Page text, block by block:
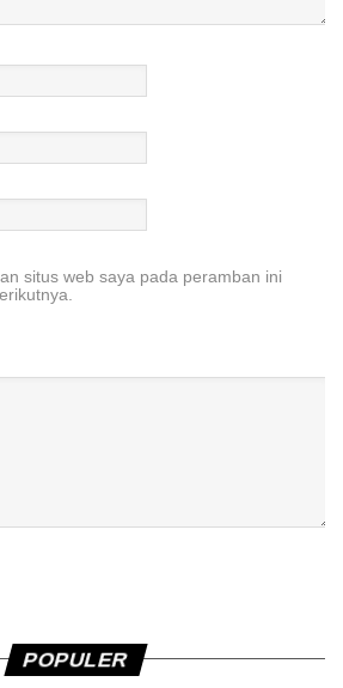
situs web saya pada peramban ini
POPULER